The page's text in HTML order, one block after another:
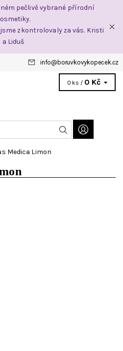
pečlivě vybrané přírodní
zkontrolovaly za vás. Kristi
a Liduš
info@ boruvkovykopecek.cz
0 ks / 0 Kč
Medica Limon